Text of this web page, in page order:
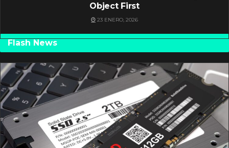
Object First
23 ENERO, 2026
Flash News